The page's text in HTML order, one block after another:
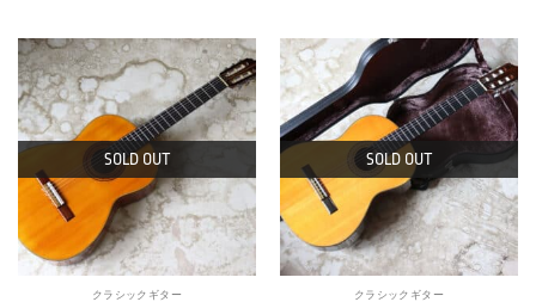
SOLD OUT
クラシックギター
SOLD OUT
クラシックギター